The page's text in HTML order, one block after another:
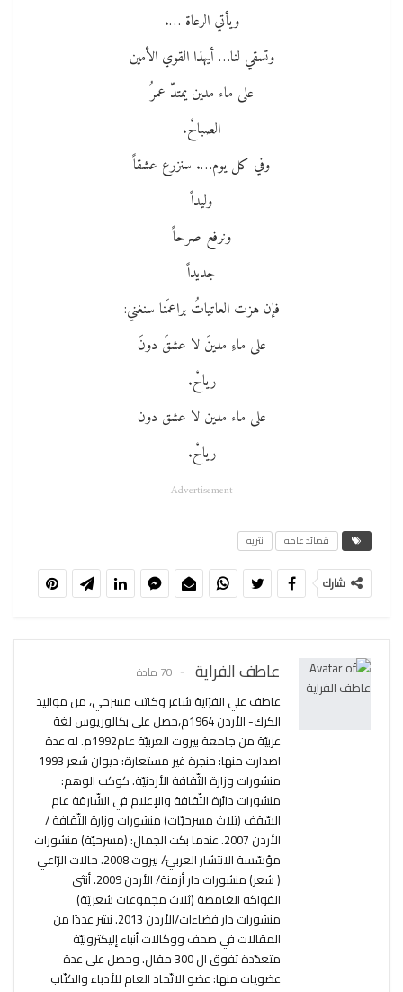
ويأتي الرعاة ….
وتسقي لنا… أيهذا القوي الأمين
على ماء مدين يمتدّ عمرُ
الصباحْ.
وفي كل يوم…. سنزرع عشقاً
وليداً
ونرفع صرحاً
جديداً
فإن هزت العاتياتُ براعمَنا سنغني:
على ماءِ مدينَ لا عشقَ دونَ
رياحْ.
على ماء مدين لا عشق دون
رياحْ.
- Advertisement -
قصائد عامه نثريه
شارك
عاطف الفراية 70 مادة
عاطف علي الفرّاية شاعر وكاتب مسرحي، من مواليد
الكرك- الأردن 1964م،حصل على بكالوريوس لغة
عربيّة من جامعة بيروت العربيّة عام1992م. له عدة
اصدارت منها: حنجرة غير مستعارة: ديوان شعر 1993
منشورات وزارة الثّقافة الأردنيّة. كوكب الوهم:
منشورات دائرة الثّقافة والإعلام في الشّارقة عام
السّقف (ثلاث مسرحيّات) منشورات وزارة الثّقافة /
الأردن 2007. عندما بكت الجمال: (مسرحيّة) منشورات
مؤسّسة الانتشار العربيّ/ بيروت 2008. حالات الرّاعي
( شعر) منشورات دار أزمنة/ الأردن 2009. أنثى
الفواكه الغامضة (ثلاث مجموعات شعريّة)
منشورات دار فضاءات/الأردن 2013. نشر عددًا من
المقالات في صحف ووكالات أنباء إليكترونيّة
متعدّدة تفوق ال 300 مقال. وحصل على عدة
عضويات منها: عضو الاتّحاد العام للأدباء والكتّاب